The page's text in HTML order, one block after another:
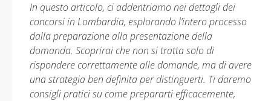
In questo articolo, ci addentriamo nei dettagli dei
concorsi in Lombardia, esplorando l’intero processo
dalla preparazione alla presentazione della
domanda. Scoprirai che non si tratta solo di
rispondere correttamente alle domande, ma di avere
una strategia ben definita per distinguerti. Ti daremo
consigli pratici su come prepararti efficacemente,